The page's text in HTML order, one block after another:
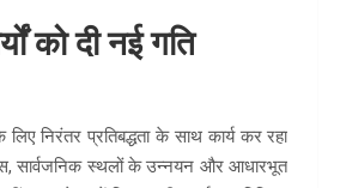
को दी नई गति
निरंतर प्रतिबद्धता के साथ कार्य कर रहा
सार्वजनिक स्थलों के उन्नयन और आधारभूत